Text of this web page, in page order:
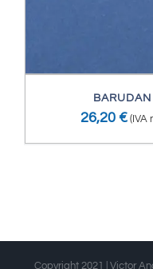
26,20 € (IVA
Copyright 2021 | Victor